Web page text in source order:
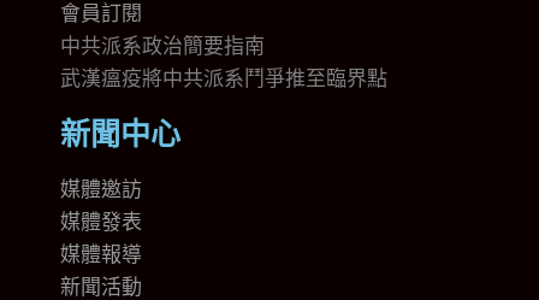
會員訂閱
中共派系政治簡要指南
武漢瘟疫將中共派系鬥爭推至臨界點
新聞中心
媒體邀訪
媒體發表
媒體報導
新聞活動